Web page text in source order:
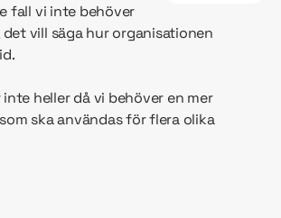
fall vi inte behöver
vill säga hur organisationen
heller då vi behöver en mer
ska användas för flera olika